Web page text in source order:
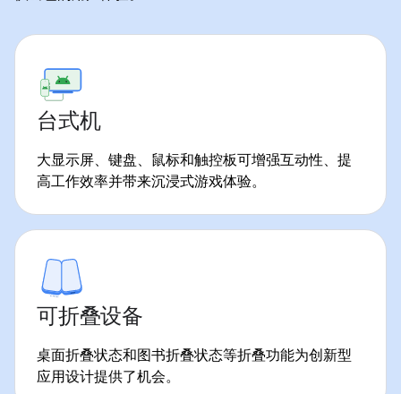
台式机
大显示屏、键盘、鼠标和触控板可增强互动性、提
高工作效率并带来沉浸式游戏体验。
可折叠设备
桌面折叠状态和图书折叠状态等折叠功能为创新型
应用设计提供了机会。